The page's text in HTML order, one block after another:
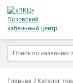
Главная Каталог